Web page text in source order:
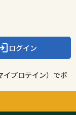
ログイン
イプロテイン）でポ